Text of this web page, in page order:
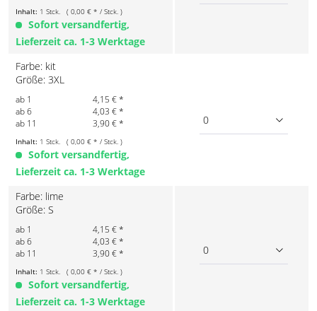
Inhalt: 1 Stck. ( 0,00 € * / Stck. )
Sofort versandfertig,
Lieferzeit ca. 1-3 Werktage
Farbe: kit
Größe: 3XL
ab 1
4,15 € *
ab 6
4,03 € *
ab 11
3,90 € *
Inhalt: 1 Stck. ( 0,00 € * / Stck. )
Sofort versandfertig,
Lieferzeit ca. 1-3 Werktage
0
Farbe: lime
Größe: S
ab 1
4,15 € *
ab 6
4,03 € *
ab 11
3,90 € *
Inhalt: 1 Stck. ( 0,00 € * / Stck. )
Sofort versandfertig,
Lieferzeit ca. 1-3 Werktage
0